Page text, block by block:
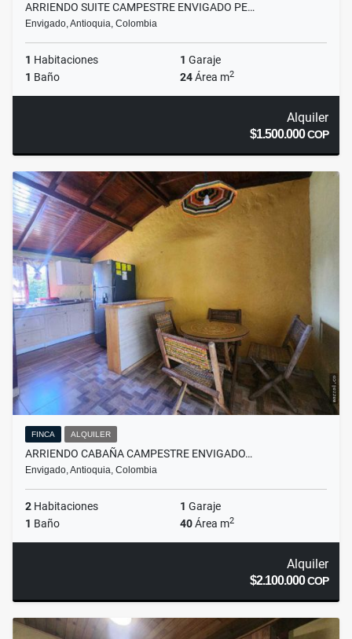
ARRIENDO SUITE CAMPESTRE ENVIGADO PE…
Envigado, Antioquia, Colombia
1 Habitaciones 1 Garaje
1 Baño 24Área m2
Alquiler
$1.500.000COP
FINCA ALQUILER
ARRIENDO CABAÑA CAMPESTRE ENVIGADO…
Envigado, Antioquia, Colombia
2 Habitaciones 1 Garaje
1 Baño 40Área m2
Alquiler
$2.100.000COP